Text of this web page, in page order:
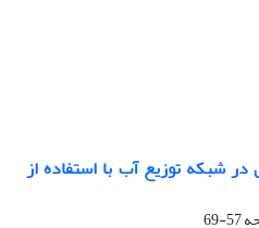
در شبکه توزیع آب با استفاده از
57-69